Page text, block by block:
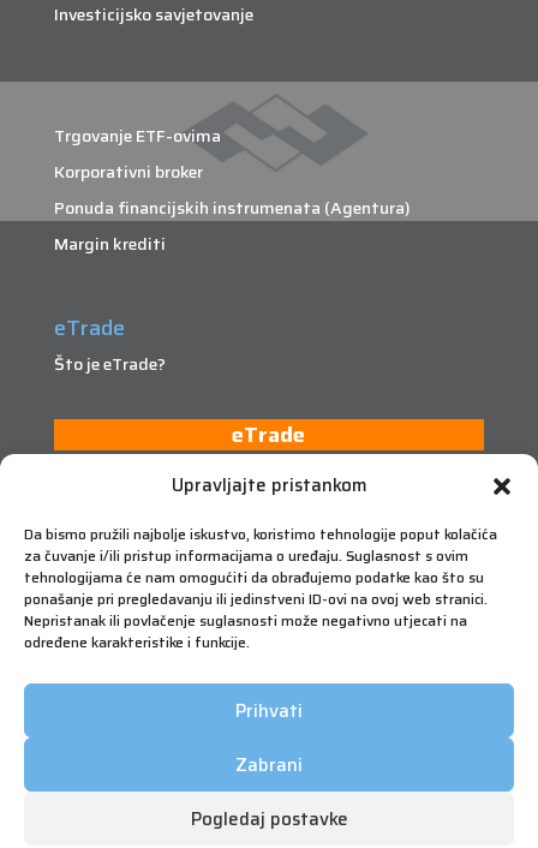
Upravljajte pristankom
Da bismo pružili najbolje iskustvo, koristimo tehnologije poput kolačića
za čuvanje i/ili pristup informacijama o uređaju. Suglasnost s ovim
tehnologijama će nam omogućiti da obrađujemo podatke kao što su
ponašanje pri pregledavanju ili jedinstveni ID-ovi na ovoj web stranici.
Nepristanak ili povlačenje suglasnosti može negativno utjecati na
određene karakteristike i funkcije.
Prihvati
Zabrani
Pogledaj postavke
Investicijsko savjetovanje
Trgovanje ETF-ovima
Korporativni broker
Ponuda financijskih instrumenata (Agentura)
Margin krediti
eTrade
Što je eTrade?
eTrade